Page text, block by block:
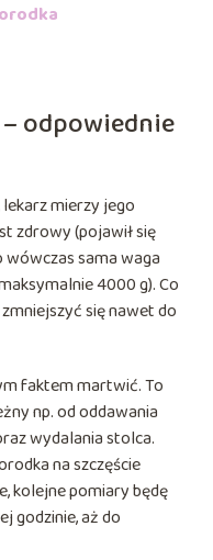
odpowiednie
mierzy jego
zdrowy (pojawił się
wówczas sama waga
4000 g). Co
się nawet do
faktem martwić. To
np. od oddawania
wydalania stolca.
na szczęście
kolejne pomiary będę
godzinie, aż do